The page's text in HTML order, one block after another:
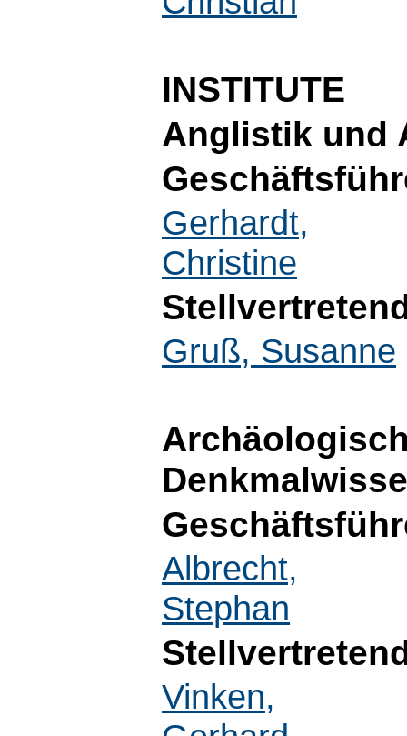
INSTITUTE
Anglistik und
Gerhardt,
Christine
Gruß, Susanne
Albrecht,
Stephan
Vinken,